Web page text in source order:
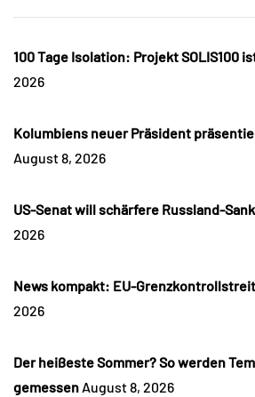
100 Tage Isolation: Projekt SOLIS100
2026
Kolumbiens neuer Präsident
August 8, 2026
US-Senat will schärfere Russland-
2026
News kompakt: EU-
2026
Der heißeste Sommer? So werden
gemessen August 8, 2026